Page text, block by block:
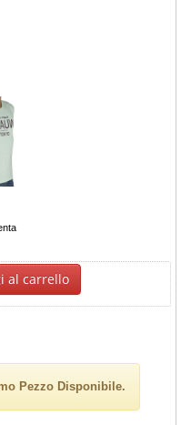
al carrello
Pezzo Disponibile.